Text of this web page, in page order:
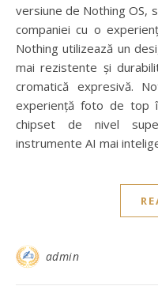
versiune de Nothing OS,
companiei cu o
Nothing utilizează un
mai rezistente și
cromatică expresivă.
experiență foto de top
chipset de nivel
instrumente AI mai
admin